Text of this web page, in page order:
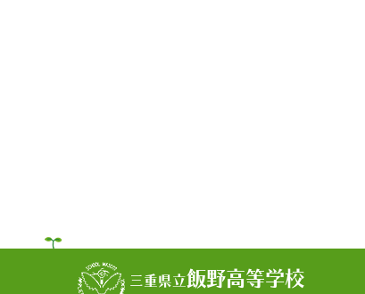
三重県立飯野高等学校